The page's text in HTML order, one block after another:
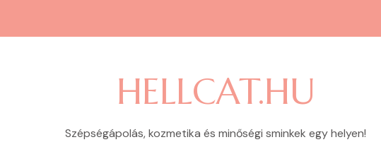
HELLCAT.HU
Szépségápolás, kozmetika és minőségi sminkek egy helyen!